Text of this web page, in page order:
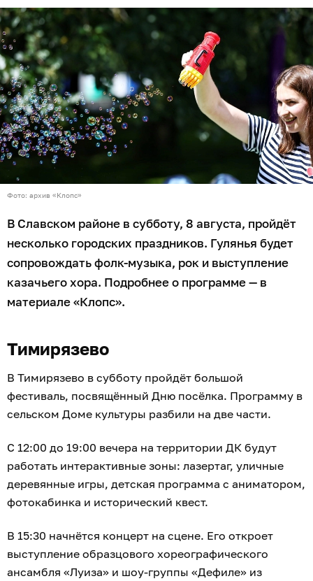
Фото: архив «Клопс»
В Славском районе в субботу, 8 августа, пройдёт
несколько городских праздников. Гулянья будет
сопровождать фолк-музыка, рок и выступление
казачьего хора. Подробнее о программе — в
материале «Клопс».
Тимирязево
В Тимирязево в субботу пройдёт большой
фестиваль, посвящённый Дню посёлка. Программу в
сельском Доме культуры разбили на две части.
С 12:00 до 19:00 вечера на территории ДК будут
работать интерактивные зоны: лазертаг, уличные
деревянные игры, детская программа с аниматором,
фотокабинка и исторический квест.
В 15:30 начнётся концерт на сцене. Его откроет
выступление образцового хореографического
ансамбля «Луиза» и шоу-группы «Дефиле» из